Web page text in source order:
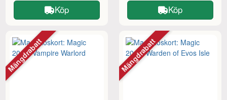
Köp Köp
Mängdrabatt Mängdrabatt